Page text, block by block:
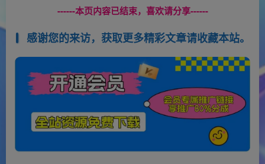
------本页内容已结束，喜欢请分享------
感谢您的来访，获取更多精彩文章请收藏本站。